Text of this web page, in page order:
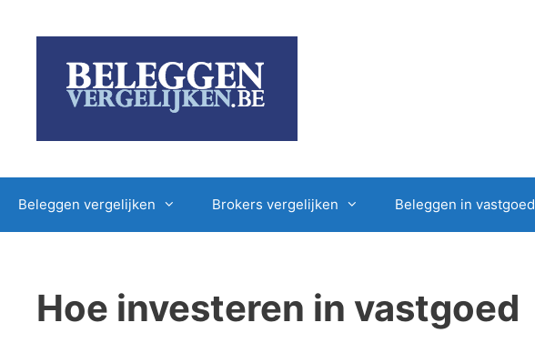
Beleggen vergelijken Brokers vergelijken Beleggen in vastgoed
Hoe investeren in vastgoed